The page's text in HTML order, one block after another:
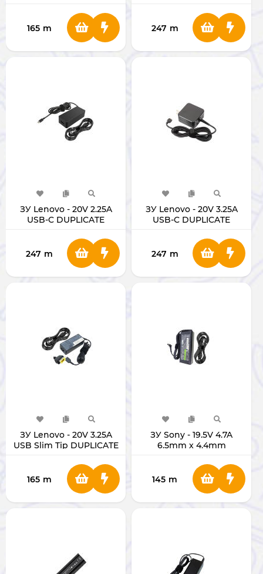
165 m 247 m
ЗУ Lenovo - 20V 2.25A
USB-C DUPLICATE
247 m
ЗУ Lenovo - 20V 3.25A
USB-C DUPLICATE
247 m
ЗУ Lenovo - 20V 3.25A
USB Slim Tip DUPLICATE
165 m
ЗУ Sony - 19.5V 4.7A
6.5mm x 4.4mm
145 m